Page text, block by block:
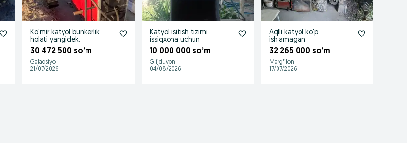
Ko'mir katyol bunkerlik
holati yangidek.
30 472 500 so’m
Galaosiyo
21/07/2026
Katyol isitish tizimi
issiqxona uchun
10 000 000 so’m
G'ijduvon
04/08/2026
Aqlli katyol ko'p
ishlamagan
32 265 000 so’m
Marg'ilon
17/07/2026